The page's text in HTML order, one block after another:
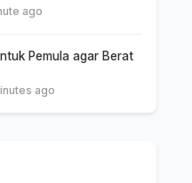
ago
Pemula agar Berat
ago